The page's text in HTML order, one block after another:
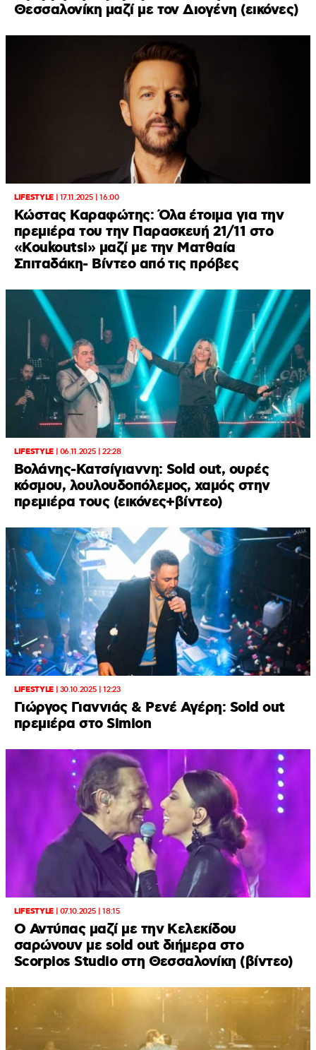
Θεσσαλονίκη μαζί με τον Διογένη (εικόνες)
LIFESTYLE| 17.11.2025 | 16:00
Κώστας Καραφώτης: Όλα έτοιμα για την
πρεμιέρα του την Παρασκευή 21/11 στο
«Koukoutsi» μαζί με την Ματθαία
Σπιταδάκη- Βίντεο από τις πρόβες
LIFESTYLE| 06.11.2025 | 22:28
Bολάνης-Κατσίγιαννη: Sold out, ουρές
κόσμου, λουλουδοπόλεμος, χαμός στην
πρεμιέρα τους (εικόνες+βίντεο)
LIFESTYLE| 30.10.2025 | 12:23
Γιώργος Γιαννιάς & Ρενέ Αγέρη: Sold out
πρεμιέρα στο Simion
LIFESTYLE| 07.10.2025 | 18:15
Ο Αντύπας μαζί με την Κελεκίδου
σαρώνουν με sold out διήμερα στο
Scorpios Studio στη Θεσσαλονίκη (βίντεο)